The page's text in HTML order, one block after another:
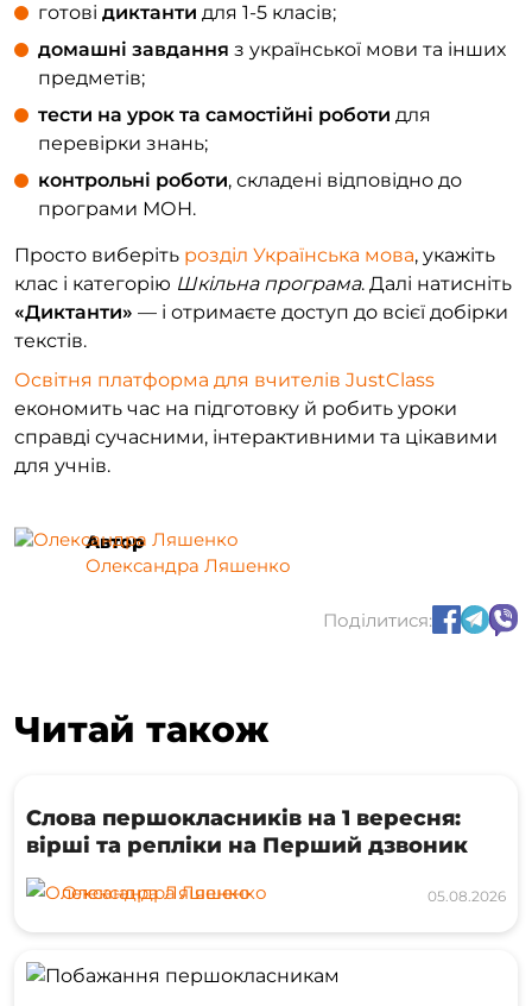
готові диктанти для 1-5 класів;
домашні завдання з української мови та інших
предметів;
тести на урок та самостійні роботи для
перевірки знань;
контрольні роботи, складені відповідно до
програми МОН.
Просто виберіть розділ Українська мова, укажіть
клас і категорію Шкільна програма. Далі натисніть
«Диктанти» — і отримаєте доступ до всієї добірки
текстів.
Освітня платформа для вчителів JustClass
економить час на підготовку й робить уроки
справді сучасними, інтерактивними та цікавими
для учнів.
Автор
Олександра Ляшенко
Поділитися:
Читай також
Слова першокласників на 1 вересня:
вірші та репліки на Перший дзвоник
Олександра Ляшенко 05.08.2026